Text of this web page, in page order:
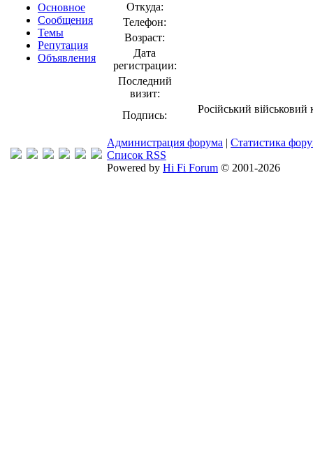
Основное
Сообщения
Темы
Репутация
Объявления
Откуда:
Телефон:
Возраст:
Дата
регистрации:
Последний
визит:
Подпись:
Російський
Администрация форума | Статистика
Список RSS
Powered by Hi Fi Forum © 2001-2026